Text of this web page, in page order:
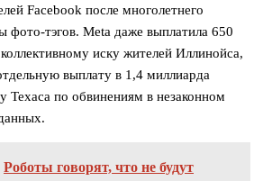
Facebook после многолетнего
фото-тэгов. Meta даже выплатила 650
иску жителей Иллинойса,
выплату в 1,4 миллиарда
Техаса по обвинениям в незаконном
Роботы говорят, что не будут